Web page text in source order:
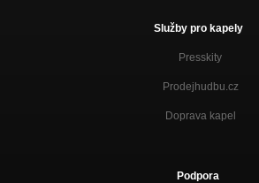
Služby pro kapely
Presskity
Prodejhudbu.cz
Doprava kapel
Podpora